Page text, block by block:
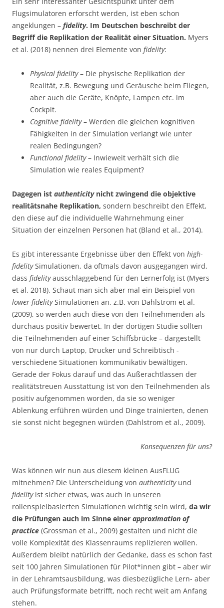
Flugsimulatoren erforscht werden, ist eben schon
angeklungen – fidelity. Im Deutschen beschreibt der
Begriff die Replikation der Realität einer Situation. Myers
et al. (2018) nennen drei Elemente von fidelity:
Physical fidelity– Die physische Replikation der
Realität, z.B. Bewegung und Geräusche beim Fliegen,
aber auch die Geräte, Knöpfe, Lampen etc. im
Cockpit.
Cognitive fidelity– Werden die gleichen kognitiven
Fähigkeiten in der Simulation verlangt wie unter
realen Bedingungen?
Functional fidelity– Inwieweit verhält sich die
Simulation wie reales Equipment?
Dagegen ist authenticitynicht zwingend die objektive
realitätsnahe Replikation, sondern beschreibt den Effekt,
den diese auf die individuelle Wahrnehmung einer
Situation der einzelnen Personen hat (Bland et al., 2014).
Es gibt interessante Ergebnisse über den Effekt von high-
fidelitySimulationen, da oftmals davon ausgegangen wird,
dass fidelityausschlaggebend für den Lernerfolg ist (Myers
et al. 2018). Schaut man sich aber mal ein Beispiel von
lower-fidelitySimulationen an, z.B. von Dahlstrom et al.
(2009), so werden auch diese von den Teilnehmenden als
durchaus positiv bewertet. In der dortigen Studie sollten
die Teilnehmenden auf einer Schiffsbrücke – dargestellt
von nur durch Laptop, Drucker und Schreibtisch -
verschiedene Situationen kommunikativ bewältigen.
Gerade der Fokus darauf und das Außerachtlassen der
realitätstreuen Ausstattung ist von den Teilnehmenden als
positiv aufgenommen worden, da sie so weniger
Ablenkung erführen würden und Dinge trainierten, denen
sie sonst nicht begegnen würden (Dahlstrom et al., 2009).
Konsequenzen für uns?
Was können wir nun aus diesem kleinen AusFLUG
mitnehmen? Die Unterscheidung von authenticityund
fidelityist sicher etwas, was auch in unseren
rollenspielbasierten Simulationen wichtig sein wird, da wir
die Prüfungen auch im Sinne einer approximation of
practice (Grossman et al., 2009) gestalten und nicht die
volle Komplexität des Klassenraums replizieren wollen.
Außerdem bleibt natürlich der Gedanke, dass es schon fast
seit 100 Jahren Simulationen für Pilot*innen gibt – aber wir
in der Lehramtsausbildung, was diesbezügliche Lern- aber
auch Prüfungsformate betrifft, noch recht weit am Anfang
stehen.